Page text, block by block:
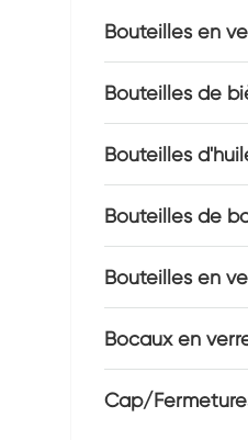
Bouteilles en
Bouteilles de
Bouteilles
Bouteilles de
Bouteilles en
Bocaux en
Cap/